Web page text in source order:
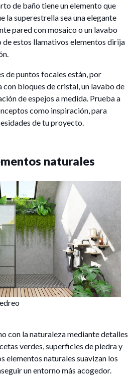
de baño tiene un elemento que
la superestrella sea una elegante
pared con mosaico o un lavabo
de estos llamativos elementos dirija
de puntos focales están, por
con bloques de cristal, un lavabo de
de espejos a medida. Prueba a
como inspiración, para
de tu proyecto.
naturales
con la naturaleza mediante detalles
verdes, superficies de piedra y
elementos naturales suavizan los
un entorno más acogedor.